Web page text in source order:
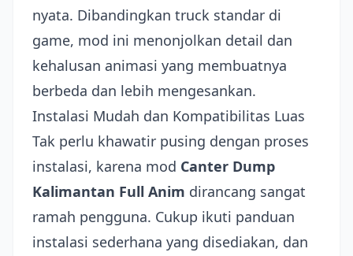
nyata. Dibandingkan truck standar di
game, mod ini menonjolkan detail dan
kehalusan animasi yang membuatnya
berbeda dan lebih mengesankan.
Instalasi Mudah dan Kompatibilitas Luas
Tak perlu khawatir pusing dengan proses
instalasi, karena mod Canter Dump
Kalimantan Full Anim dirancang sangat
ramah pengguna. Cukup ikuti panduan
instalasi sederhana yang disediakan, dan